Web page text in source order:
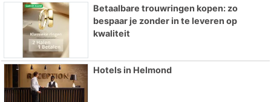
Betaalbare trouwringen kopen: zo
bespaar je zonder in te leveren op
kwaliteit
Hotels in Helmond